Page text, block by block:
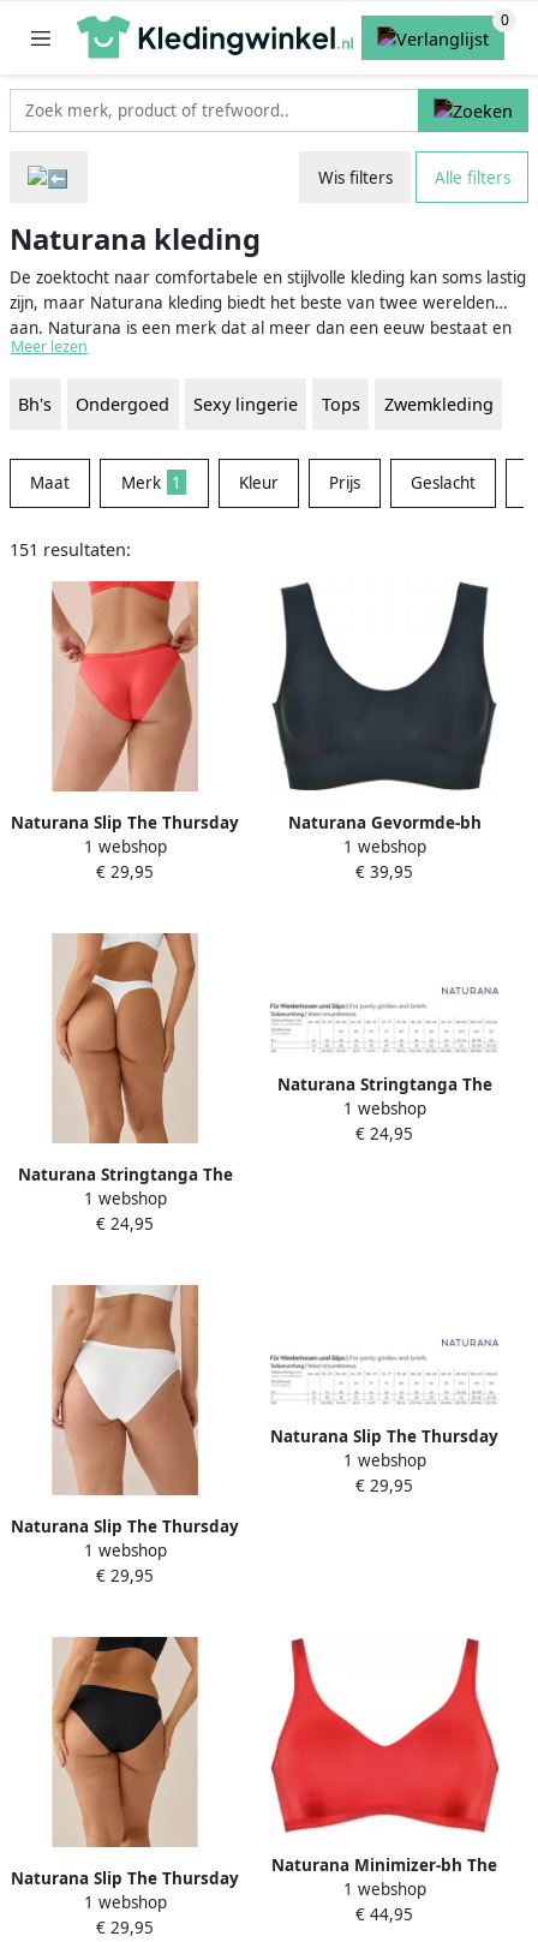
Wis filters Alle filters
Naturana kleding
De zoektocht naar comfortabele en stijlvolle kleding kan soms lastig
zijn, maar Naturana kleding biedt het beste van twee werelden
aan. Naturana is een merk dat al meer dan een eeuw bestaat en
zich heeft gespecialiseerd in het ontwerpen van lingerie, ondergoed
hun hoge kwaliteit, duurzaamheid en perfecte pasvorm. Naturana
jij je zelfverzekerd en comfortabel kunt voelen in elk kledingstuk dat
je draagt.
Meer lezen
Bh's Ondergoed Sexy lingerie Tops Zwemkleding
Maat Merk 1 Kleur Prijs Geslacht
151 resultaten:
Naturana Slip The Thursday
vrouwelijk elastisch
comfortabel nauwsluitend
1 webshop
€ 29,95
Naturana Gevormde-bh
Smoothing hoge zijdelen
zacht comfortabel basic
1 webshop
€ 39,95
Naturana Stringtanga The
Thursday vrouwelijk
elastisch comfortabel
1 webshop
€ 24,95
Naturana Stringtanga The
Thursday vrouwelijk
elastisch comfortabel
1 webshop
€ 24,95
Naturana Slip The Thursday
vrouwelijk elastisch
comfortabel nauwsluitend
1 webshop
€ 29,95
Naturana Slip The Thursday
vrouwelijk elastisch
comfortabel nauwsluitend
1 webshop
€ 29,95
Naturana Slip The Thursday
vrouwelijk elastisch
comfortabel nauwsluitend
1 webshop
€ 29,95
Naturana Minimizer-bh The
Thursday zonder beugel
brede bandjes basic
1 webshop
€ 44,95